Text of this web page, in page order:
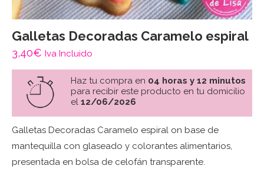
Galletas Decoradas Caramelo espiral
3,40€ Iva Incluido
Haz tu compra en 04 horas y 12 minutos
para recibir este producto en tu domicilio
el 12/06/2026
Galletas Decoradas Caramelo espiral on base de
mantequilla con glaseado y colorantes alimentarios,
presentada en bolsa de celofán transparente.